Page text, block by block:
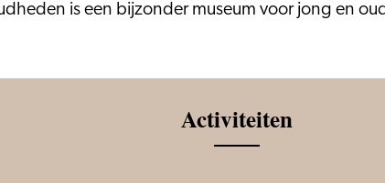
is een bijzonder museum voor jong en
Activiteiten